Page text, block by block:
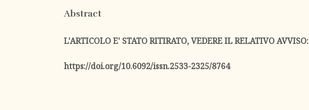
Abstract
L'ARTICOLO E' STATO RITIRATO, VEDERE IL RELATIVO AVVISO:
https://doi.org/10.6092/issn.2533-2325/8764